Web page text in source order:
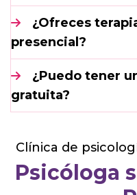
¿Ofreces
presencial?
¿Puedo tener
gratuita?
Clínica de
Psicóloga